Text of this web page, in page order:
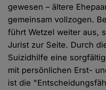
gewesen – ältere
gemeinsam vollzogen.
führt Wetzel weiter aus,
Jurist zur Seite. Durch
Suizidhilfe eine
mit persönlichen Erst-
ist die